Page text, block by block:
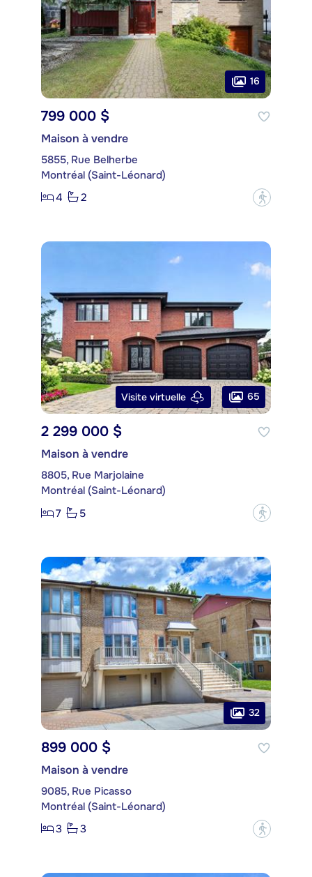
16
799 000 $
Maison à vendre
5855, Rue Belherbe
Montréal (Saint-Léonard)
4
2 ?
Visite virtuelle 65
2 299 000 $
Maison à vendre
8805, Rue Marjolaine
Montréal (Saint-Léonard)
7
5 ?
32
899 000 $
Maison à vendre
9085, Rue Picasso
Montréal (Saint-Léonard)
3
3 ?